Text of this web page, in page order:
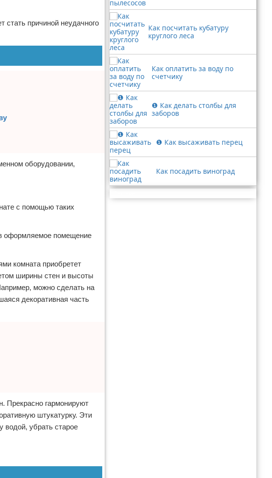
стать причиной неудачного
оборудовании,
с помощью таких
оформляемое помещение
комната приобретет
ширины стен и высоты
можно сделать на
декоративная часть
Прекрасно гармонируют
штукатурку. Эти
водой, убрать старое
Как посчитать кубатуру
круглого леса
Как оплатить за воду по
счетчику
❶ Как делать столбы для
заборов
❶ Как высаживать перец
Как посадить виноград